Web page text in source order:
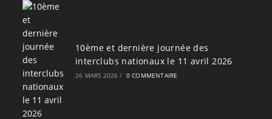
10ème et dernière journée des
interclubs nationaux le 11 avril 2026
26 MARS 2026 / 0 COMMENTAIRE